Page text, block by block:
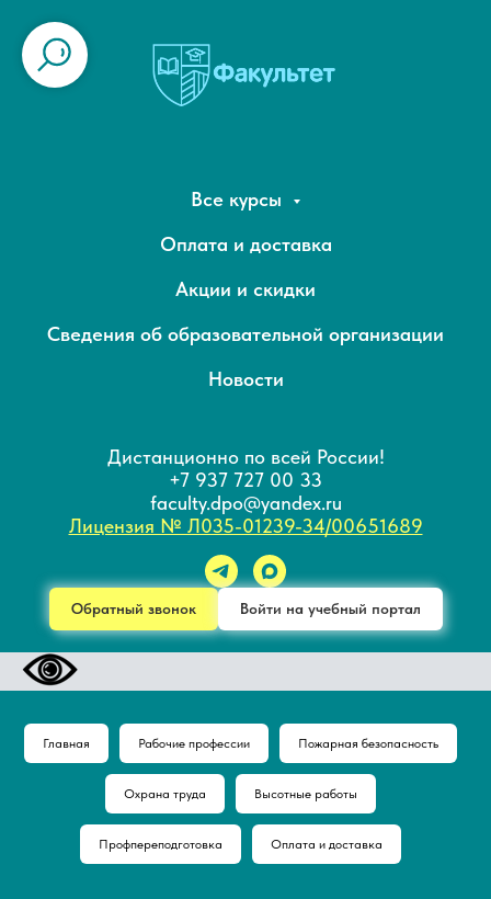
Все курсы
Оплата и доставка
Акции и скидки
Сведения об образовательной организации
Новости
Дистанционно по всей России!
+7 937 727 00 33
faculty.dpo@yandex.ru
Лицензия № Л035-01239-34/00651689
Обратный звонок Войти на учебный портал
Главная Рабочие профессии Пожарная безопасность
Охрана труда Высотные работы
Профпереподготовка Оплата и доставка